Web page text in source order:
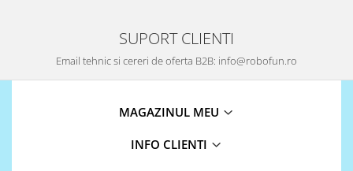
SUPORT CLIENTI
Email tehnic si cereri de oferta B2B: info@robofun.ro
MAGAZINUL MEU
INFO CLIENTI